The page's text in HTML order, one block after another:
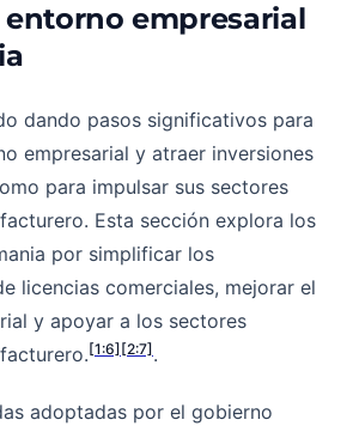
entorno empresarial
dando pasos significativos para
empresarial y atraer inversiones
para impulsar sus sectores
Esta sección explora los
por simplificar los
licencias comerciales, mejorar el
y apoyar a los sectores
[1:6] [2:7] .
adoptadas por el gobierno